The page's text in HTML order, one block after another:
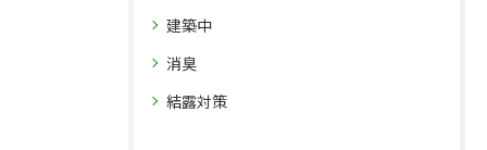
建築中
消臭
結露対策